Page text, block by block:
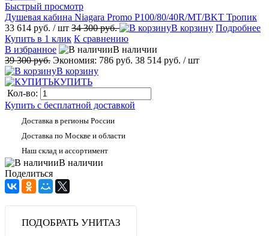
Быстрый просмотр
Душевая кабина Niagara Promo P100/80/40R/MT/BKT Тропик
33 614 руб. / шт 34 300 руб. В корзину Подробнее
Купить в 1 клик К сравнению
В избранное
В наличии
39 300 руб. Экономия: 786 руб. 38 514 руб. / шт
В корзину
КУПИТЬ
Кол-во:
Купить с бесплатной доставкой
Доставка в регионы России
Доставка по Москве и области
Наш склад и ассортимент
В наличии
Поделиться
ПОДОБРАТЬ УНИТАЗ